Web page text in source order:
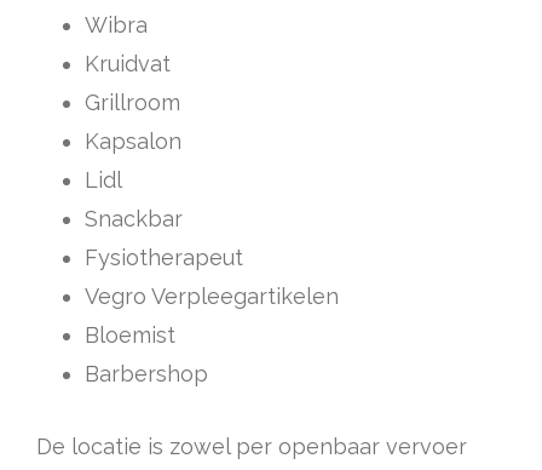
Wibra
Kruidvat
Grillroom
Kapsalon
Lidl
Snackbar
Fysiotherapeut
Vegro Verpleegartikelen
Bloemist
Barbershop
De locatie is zowel per openbaar vervoer